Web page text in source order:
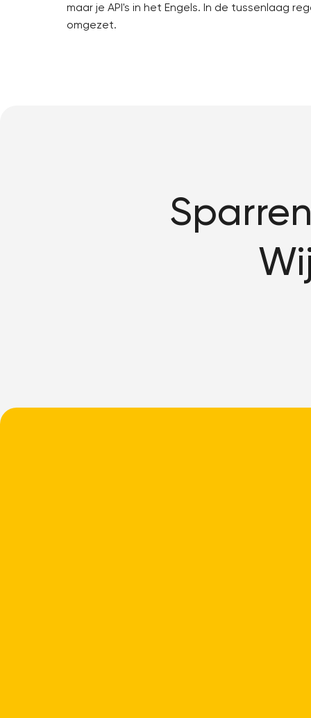
maar je API's in het Engels. In de tussenlaag
omgezet.